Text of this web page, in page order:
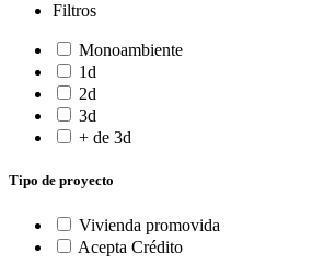
Filtros
Monoambiente
1d
2d
3d
+ de 3d
Tipo de proyecto
Vivienda promovida
Acepta Crédito